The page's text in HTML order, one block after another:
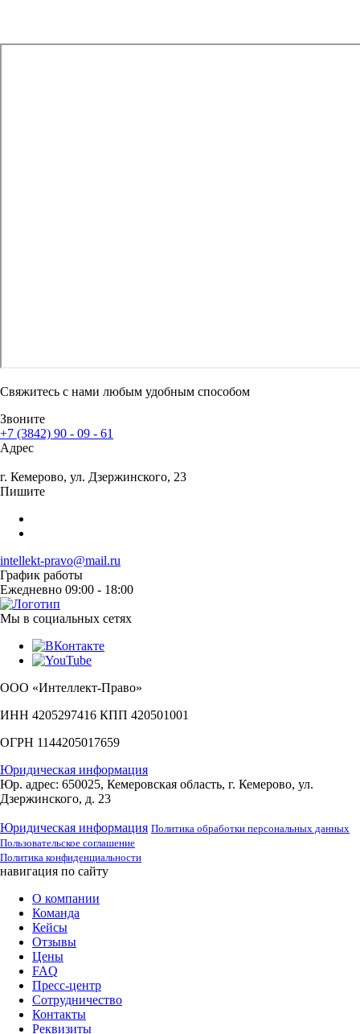
Свяжитесь с нами любым удобным способом
Звоните
+7 (3842) 90 - 09 - 61
Адрес
г. Кемерово, ул. Дзержинского, 23
Пишите
intellekt-pravo@mail.ru
График работы
Ежедневно 09:00 - 18:00
Мы в социальных сетях
ООО «Интеллект-Право»
ИНН 4205297416 КПП 420501001
ОГРН 1144205017659
Юридическая информация
Юр. адрес: 650025, Кемеровская область, г. Кемерово, ул.
Дзержинского, д. 23
Юридическая информация Политика обработки персональных данных
Пользовательское соглашение
Политика конфиденциальности
навигация по сайту
О компании
Команда
Кейсы
Отзывы
Цены
FAQ
Пресс-центр
Сотрудничество
Контакты
Реквизиты